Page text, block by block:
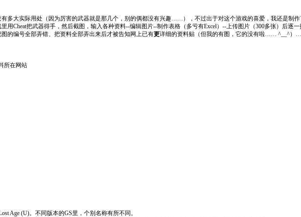
多大实际用处（因为厉害的武器就是那几个，别的偶都没有兴趣……），不过出于对这个游戏的喜爱，我还是制
用Cheat把武器得手，然后截图，输入各种资料--编辑图片--制作表格（多亏有Excel）--上传图片（300多张）后逐
的编号全部弄错、把资料全部弄出来后才被告知网上已有更详细的资料贴（但我的有图，它的没有啦…… ^__^）
所在网站
Age (U)。不同版本的GS里，个别名称有所不同。